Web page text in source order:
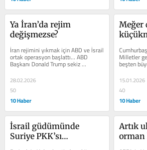
Ya İran’da rejim
değişmezse?
İran rejimini yıkmak için ABD ve İsrail
ortak operasyon başlattı… ABD
Başkanı Donald Trump sekiz
dakikalık açıklamasında İran halkını...
28.02.2026
50
10 Haber
Meğer
Milletler
beşten
hava
15.01.2026
40
10 Haber
İsrail güdümünde
Suriye PKK’sı…
Artık
orman